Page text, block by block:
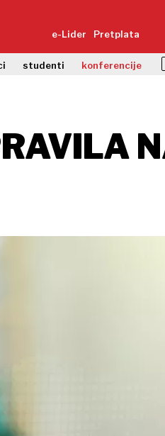
e-Lider Pretplata
studenti konferencije